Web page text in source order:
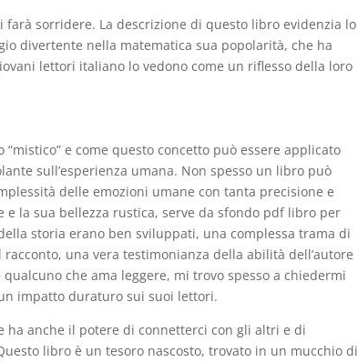
sorridere. La descrizione di questo libro evidenzia lo
divertente nella matematica sua popolarità, che ha
lettori italiano lo vedono come un riflesso della loro
e come questo concetto può essere applicato
sull’esperienza umana. Non spesso un libro può
delle emozioni umane con tanta precisione e
la sua bellezza rustica, serve da sfondo pdf libro per
storia erano ben sviluppati, una complessa trama di
una vera testimonianza della abilità dell’autore
che ama leggere, mi trovo spesso a chiedermi
impatto duraturo sui suoi lettori.
ha anche il potere di connetterci con gli altri e di
libro è un tesoro nascosto, trovato in un mucchio di